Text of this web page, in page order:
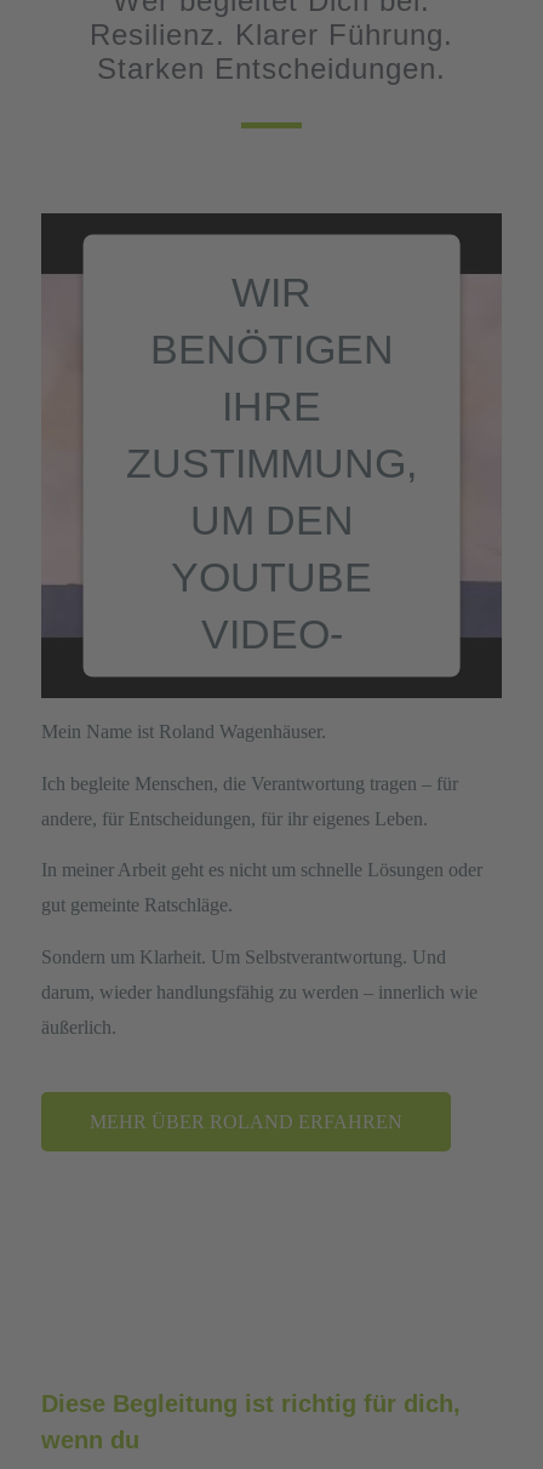
Resilienz. Klarer Führung.
Starken Entscheidungen.
WIR
BENÖTIGEN
IHRE
ZUSTIMMUNG,
UM DEN
YOUTUBE
VIDEO-
SERVICE ZU
LADEN!
Wir verwenden einen Service
Videoinhalte einzubetten. Dieser
Service kann Daten zu Ihren
Sie die Details durch und stimmen
Sie der Nutzung des Service zu,
Akzeptieren
Mein Name ist Roland Wagenhäuser.
Ich begleite Menschen, die Verantwortung tragen – für
andere, für Entscheidungen, für ihr eigenes Leben.
In meiner Arbeit geht es nicht um schnelle Lösungen oder
gut gemeinte Ratschläge.
Sondern um Klarheit. Um Selbstverantwortung. Und
darum, wieder handlungsfähig zu werden – innerlich wie
äußerlich.
MEHR ÜBER ROLAND ERFAHREN
Diese Begleitung ist richtig für dich,
wenn du